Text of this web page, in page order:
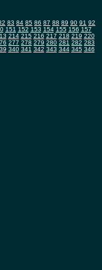
83 84 85 86 87 88 89 90 91 92
151 152 153 154 155 156 157
214 215 216 217 218 219 220
277 278 279 280 281 282 283
340 341 342 343 344 345 346